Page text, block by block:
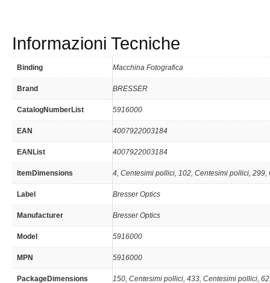
Informazioni Tecniche
Binding Macchina Fotografica
Brand BRESSER
CatalogNumberList 5916000
EAN 4007922003184
EANList 4007922003184
ItemDimensions 4, Centesimi pollici, 102, Centesimi pollici, 299,
Label Bresser Optics
Manufacturer Bresser Optics
Model 5916000
MPN 5916000
PackageDimensions 150, Centesimi pollici, 433, Centesimi pollici,